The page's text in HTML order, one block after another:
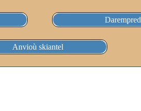
Darempred
Anvioù skiantel